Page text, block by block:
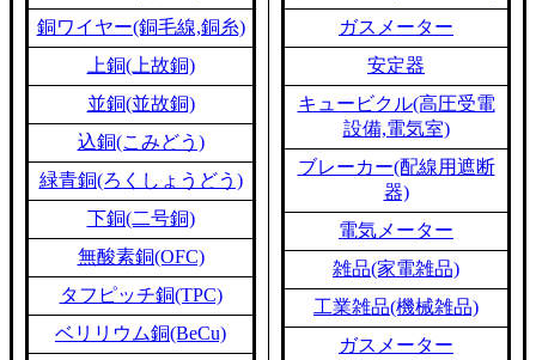
銅ワイヤー(銅毛線,銅糸)
上銅(上故銅)
並銅(並故銅)
込銅(こみどう)
緑青銅(ろくしょうどう)
下銅(二号銅)
無酸素銅(OFC)
タフピッチ銅(TPC)
ベリリウム銅(BeCu)
ガスメーター
安定器
キュービクル(高圧受電
設備,電気室)
ブレーカー(配線用遮断
器)
電気メーター
雑品(家電雑品)
工業雑品(機械雑品)
ガスメーター